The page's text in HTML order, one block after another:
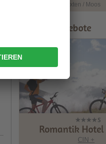
Sexten / Moos
Tipps & Angebote
Romantik
CIN +